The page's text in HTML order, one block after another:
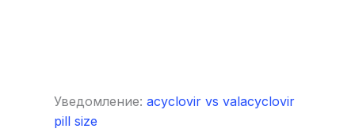
Уведомление: acyclovir vs valacyclovir
pill size